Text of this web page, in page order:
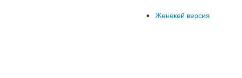
Жөнөкөй версия